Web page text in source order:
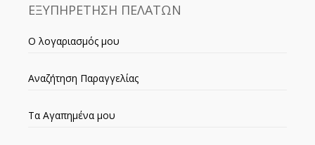
ΕΞΥΠΗΡΕΤΗΣΗ ΠΕΛΑΤΩΝ
Ο λογαριασμός μου
Αναζήτηση Παραγγελίας
Τα Αγαπημένα μου